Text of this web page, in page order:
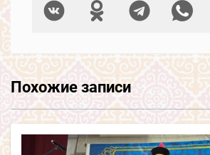
Похожие записи